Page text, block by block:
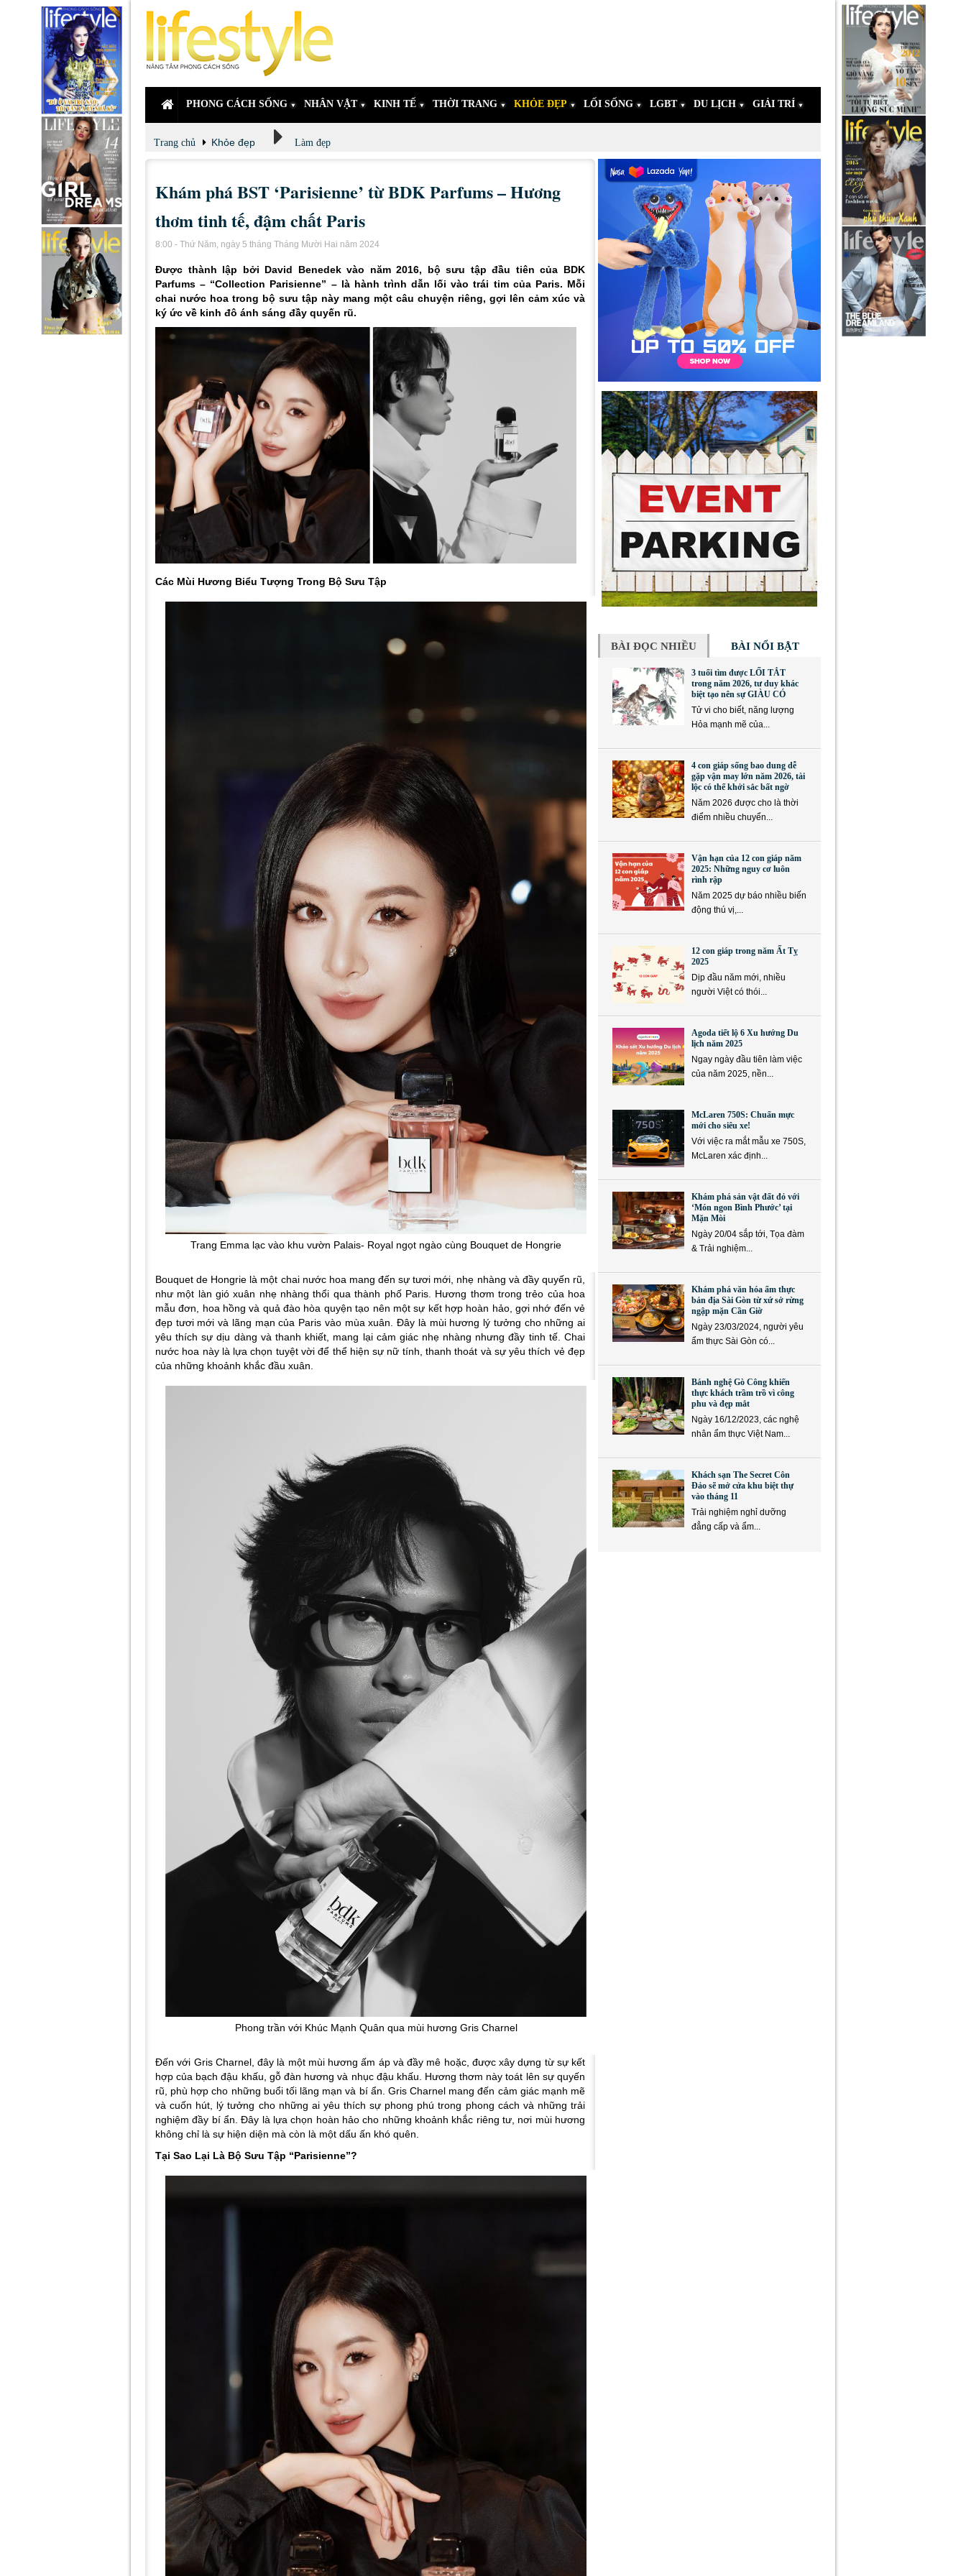
PHONG CÁCH SỐNG NHÂN VẬT KINH TẾ THỜI TRANG KHỎE ĐẸP LỐI SỐNG LGBT DU LỊCH GIẢI TRÍ
Trang chủ Khỏe đẹp Làm đẹp
Khám phá BST ‘Parisienne’ từ BDK Parfums – Hương
thơm tinh tế, đậm chất Paris
8:00 - Thứ Năm, ngày 5 tháng Tháng Mười Hai năm 2024
Được thành lập bởi David Benedek vào năm 2016, bộ sưu tập đầu tiên của BDK
Parfums – “Collection Parisienne” – là hành trình dẫn lối vào trái tim của Paris. Mỗi
chai nước hoa trong bộ sưu tập này mang một câu chuyện riêng, gợi lên cảm xúc và
ký ức về kinh đô ánh sáng đầy quyến rũ.
Các Mùi Hương Biểu Tượng Trong Bộ Sưu Tập
Trang Emma lạc vào khu vườn Palais- Royal ngọt ngào cùng Bouquet de Hongrie
Bouquet de Hongrie là một chai nước hoa mang đến sự tươi mới, nhẹ nhàng và đầy quyến rũ,
như một làn gió xuân nhẹ nhàng thổi qua thành phố Paris. Hương thơm trong trẻo của hoa
mẫu đơn, hoa hồng và quả đào hòa quyện tạo nên một sự kết hợp hoàn hảo, gợi nhớ đến vẻ
đẹp tươi mới và lãng mạn của Paris vào mùa xuân. Đây là mùi hương lý tưởng cho những ai
yêu thích sự dịu dàng và thanh khiết, mang lại cảm giác nhẹ nhàng nhưng đầy tinh tế. Chai
nước hoa này là lựa chọn tuyệt vời để thể hiện sự nữ tính, thanh thoát và sự yêu thích vẻ đẹp
của những khoảnh khắc đầu xuân.
Phong trần với Khúc Mạnh Quân qua mùi hương Gris Charnel
Đến với Gris Charnel, đây là một mùi hương ấm áp và đầy mê hoặc, được xây dựng từ sự kết
hợp của bạch đậu khấu, gỗ đàn hương và nhục đậu khấu. Hương thơm này toát lên sự quyến
rũ, phù hợp cho những buổi tối lãng mạn và bí ẩn. Gris Charnel mang đến cảm giác mạnh mẽ
và cuốn hút, lý tưởng cho những ai yêu thích sự phong phú trong phong cách và những trải
nghiệm đầy bí ẩn. Đây là lựa chọn hoàn hảo cho những khoảnh khắc riêng tư, nơi mùi hương
không chỉ là sự hiện diện mà còn là một dấu ấn khó quên.
Tại Sao Lại Là Bộ Sưu Tập “Parisienne”?
BÀI ĐỌC NHIỀU BÀI NỔI BẬT
3 tuổi tìm được LỐI TẮT
trong năm 2026, tư duy khác
biệt tạo nên sự GIÀU CÓ
Tử vi cho biết, năng lượng
Hỏa mạnh mẽ của...
4 con giáp sống bao dung dễ
gặp vận may lớn năm 2026, tài
lộc có thể khởi sắc bất ngờ
Năm 2026 được cho là thời
điểm nhiều chuyển...
Vận hạn của 12 con giáp năm
2025: Những nguy cơ luôn
rình rập
Năm 2025 dự báo nhiều biến
động thú vị,...
12 con giáp trong năm Ất Tỵ
2025
Dịp đầu năm mới, nhiều
người Việt có thói...
Agoda tiết lộ 6 Xu hướng Du
lịch năm 2025
Ngay ngày đầu tiên làm việc
của năm 2025, nền...
McLaren 750S: Chuẩn mực
mới cho siêu xe!
Với việc ra mắt mẫu xe 750S,
McLaren xác định...
Khám phá sản vật đất đỏ với
‘Món ngon Bình Phước’ tại
Mặn Mòi
Ngày 20/04 sắp tới, Tọa đàm
& Trải nghiệm...
Khám phá văn hóa ẩm thực
bản địa Sài Gòn từ xứ sở rừng
ngập mặn Cần Giờ
Ngày 23/03/2024, người yêu
ẩm thực Sài Gòn có...
Bánh nghệ Gò Công khiến
thực khách trầm trồ vì công
phu và đẹp mắt
Ngày 16/12/2023, các nghệ
nhân ẩm thực Việt Nam...
Khách sạn The Secret Côn
Đảo sẽ mở cửa khu biệt thự
vào tháng 11
Trải nghiệm nghỉ dưỡng
đẳng cấp và ẩm...